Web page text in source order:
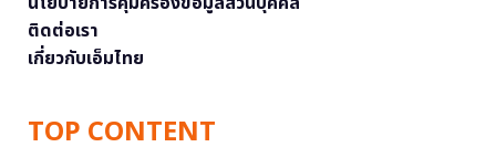
ติดต่อเรา
เกี่ยวกับเอ็มไทย
TOP CONTENT